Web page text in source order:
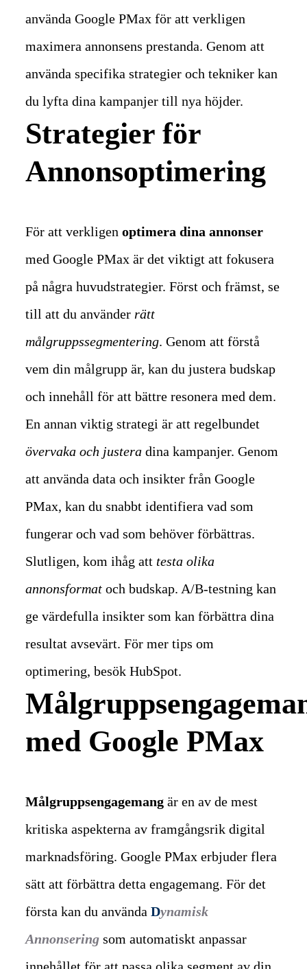
använda Google PMax för att verkligen
maximera annonsens prestanda. Genom att
använda specifika strategier och tekniker kan
du lyfta dina kampanjer till nya höjder.
Strategier för
Annonsoptimering
För att verkligenoptimera dina annonser
med Google PMax är det viktigt att fokusera
på några huvudstrategier. Först och främst, se
till att du använderrätt
målgruppssegmentering. Genom att förstå
vem din målgrupp är, kan du justera budskap
och innehåll för att bättre resonera med dem.
En annan viktig strategi är att regelbundet
övervaka och justera dina kampanjer. Genom
att använda data och insikter från Google
PMax, kan du snabbt identifiera vad som
fungerar och vad som behöver förbättras.
Slutligen, kom ihåg att testa olika
annonsformat och budskap. A/B-testning kan
ge värdefulla insikter som kan förbättra dina
resultat avsevärt. För mer tips om
optimering, besök HubSpot.
med Google PMax
Målgruppsengagemang är en av de mest
kritiska aspekterna av framgångsrik digital
marknadsföring. Google PMax erbjuder flera
sätt att förbättra detta engagemang. För det
första kan du användaDynamisk
Annonsering som automatiskt anpassar